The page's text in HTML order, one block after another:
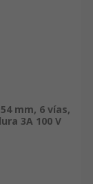
mm, 6 vías,
3A 100 V